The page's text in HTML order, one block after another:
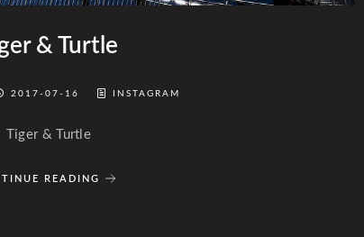
& Turtle
2017-07-16 INSTAGRAM
Tiger & Turtle
READING